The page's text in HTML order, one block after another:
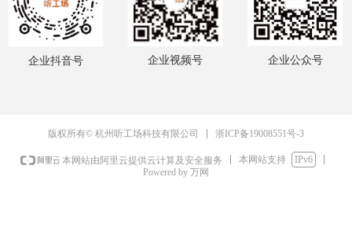
企业抖音号 企业视频号 企业公众号
版权所有© 杭州听工场科技有限公司 浙ICP备19008551号-3
本网站由阿里云提供云计算及安全服务 本网站支持
IPv6
Powered by 万网